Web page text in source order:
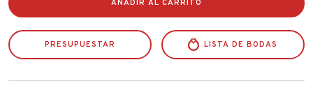
AÑADIR AL CARRITO
PRESUPUESTAR LISTA DE BODAS